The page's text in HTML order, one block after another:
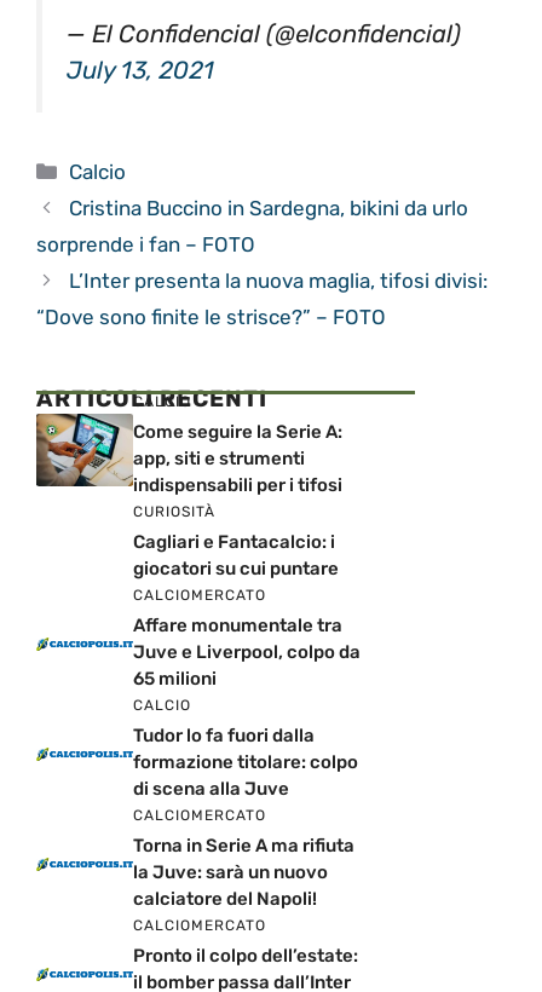
— El Confidencial (@elconfidencial)
July 13, 2021
Categorie
Calcio
Cristina Buccino in Sardegna, bikini da urlo
sorprende i fan – FOTO
L’Inter presenta la nuova maglia, tifosi divisi:
“Dove sono finite le strisce?” – FOTO
ARTICOLI RECENTI
CALCIO
Come seguire la Serie A:
app, siti e strumenti
indispensabili per i tifosi
CURIOSITÀ
Cagliari e Fantacalcio: i
giocatori su cui puntare
CALCIOMERCATO
Affare monumentale tra
Juve e Liverpool, colpo da
65 milioni
CALCIO
Tudor lo fa fuori dalla
formazione titolare: colpo
di scena alla Juve
CALCIOMERCATO
Torna in Serie A ma rifiuta
la Juve: sarà un nuovo
calciatore del Napoli!
CALCIOMERCATO
Pronto il colpo dell’estate:
il bomber passa dall’Inter